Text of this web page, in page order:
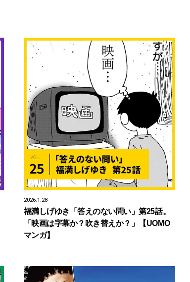
2026.1.28
福満しげゆき「答えのない問い」第25話。
「映画は字幕か？吹き替えか？」【UOMO
マンガ】